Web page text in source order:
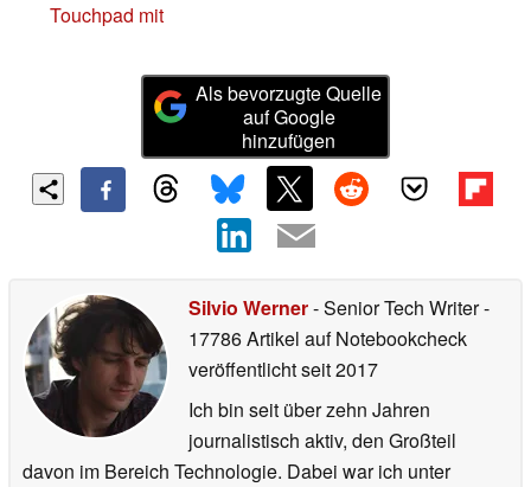
Touchpad mit
Als bevorzugte Quelle
auf Google
hinzufügen
Silvio Werner- Senior Tech Writer-
17786 Artikel auf Notebookcheck
veröffentlichtseit 2017
Ich bin seit über zehn Jahren
journalistisch aktiv, den Großteil
davon im Bereich Technologie. Dabei war ich unter